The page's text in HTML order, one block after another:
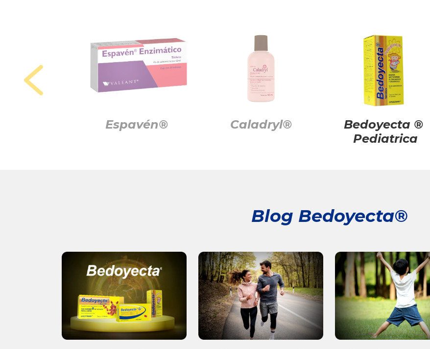
Espavén® Caladryl®
Bedoyecta ®
Pediatrica
Blog Bedoyecta®